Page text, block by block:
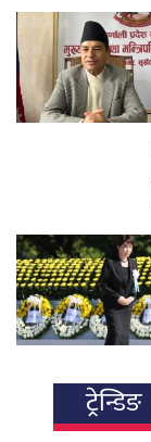
ट्रेन्डिङ